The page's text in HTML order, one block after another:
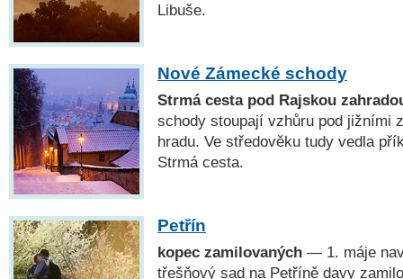
Libuše.
Nové Zámecké schody
Strmá cesta pod Rajskou
schody stoupají vzhůru pod jižními
hradu. Ve středověku tudy vedla
Strmá cesta.
Petřín
kopec zamilovaných — 1. máje
třešňový sad na Petříně davy